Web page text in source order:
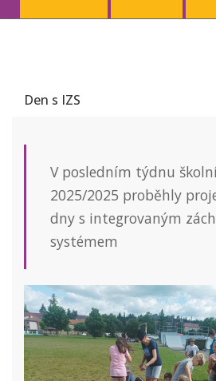
Den s IZS
V posledním týdnu
2025/2025 proběhly
dny s integrovaným
systémem